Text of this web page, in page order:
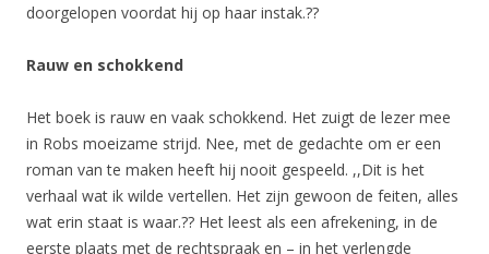
doorgelopen voordat hij op haar instak.??
Rauw en schokkend
Het boek is rauw en vaak schokkend. Het zuigt de lezer mee
in Robs moeizame strijd. Nee, met de gedachte om er een
roman van te maken heeft hij nooit gespeeld. ,,Dit is het
verhaal wat ik wilde vertellen. Het zijn gewoon de feiten, alles
wat erin staat is waar.?? Het leest als een afrekening, in de
eerste plaats met de rechtspraak en – in het verlengde